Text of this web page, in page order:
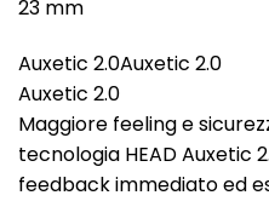
23 mm
Auxetic 2.0Auxetic 2.0
Auxetic 2.0
Maggiore feeling e
tecnologia HEAD Auxetic
feedback immediato ed